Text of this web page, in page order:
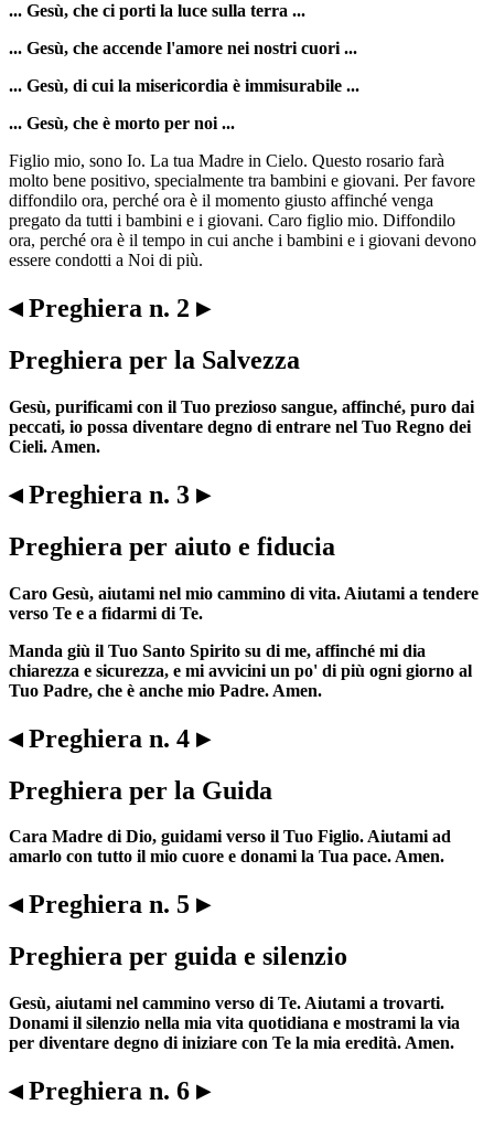
... Gesù, che ci porti la luce sulla terra ...
... Gesù, che accende l'amore nei nostri cuori ...
... Gesù, di cui la misericordia è immisurabile ...
... Gesù, che è morto per noi ...
Figlio mio, sono Io. La tua Madre in Cielo. Questo rosario farà
molto bene positivo, specialmente tra bambini e giovani. Per favore
diffondilo ora, perché ora è il momento giusto affinché venga
pregato da tutti i bambini e i giovani. Caro figlio mio. Diffondilo
ora, perché ora è il tempo in cui anche i bambini e i giovani devono
essere condotti a Noi di più.
◂ Preghiera n. 2 ▸
Preghiera per la Salvezza
Gesù, purificami con il Tuo prezioso sangue, affinché, puro dai
peccati, io possa diventare degno di entrare nel Tuo Regno dei
Cieli. Amen.
◂ Preghiera n. 3 ▸
Preghiera per aiuto e fiducia
Caro Gesù, aiutami nel mio cammino di vita. Aiutami a tendere
verso Te e a fidarmi di Te.
Manda giù il Tuo Santo Spirito su di me, affinché mi dia
chiarezza e sicurezza, e mi avvicini un po' di più ogni giorno al
Tuo Padre, che è anche mio Padre. Amen.
◂ Preghiera n. 4 ▸
Preghiera per la Guida
Cara Madre di Dio, guidami verso il Tuo Figlio. Aiutami ad
amarlo con tutto il mio cuore e donami la Tua pace. Amen.
◂ Preghiera n. 5 ▸
Preghiera per guida e silenzio
Gesù, aiutami nel cammino verso di Te. Aiutami a trovarti.
Donami il silenzio nella mia vita quotidiana e mostrami la via
per diventare degno di iniziare con Te la mia eredità. Amen.
◂ Preghiera n. 6 ▸